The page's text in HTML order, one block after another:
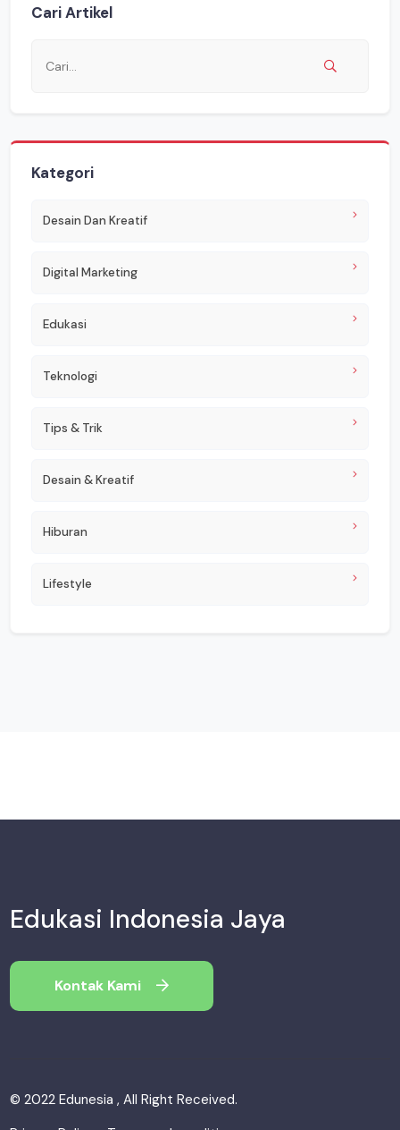
Cari Artikel
Kategori
Desain Dan Kreatif
Digital Marketing
Edukasi
Teknologi
Tips & Trik
Desain & Kreatif
Hiburan
Lifestyle
Edukasi Indonesia Jaya
Kontak Kami
© 2022 Edunesia , All Right Received.